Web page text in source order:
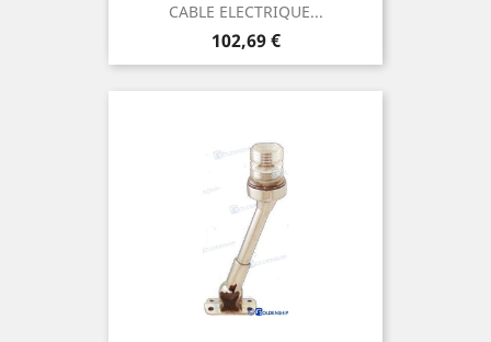
CABLE ELECTRIQUE...
Prix
102,69 €